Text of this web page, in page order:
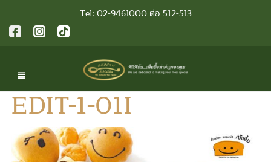
Tel: 02-9461000 ต่อ 512-513
EDIT-1-01I